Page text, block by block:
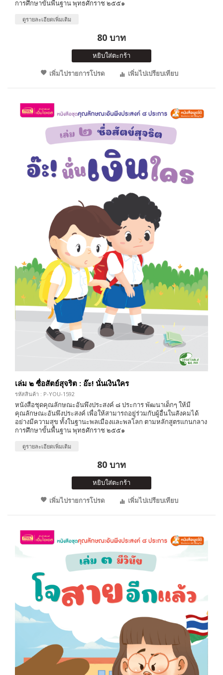
การศึกษาขั้นพื้นฐาน พุทธศักราช ๒๕๕๑
ดูรายละเอียดเพิ่มเติม
80 บาท
หยิบใส่ตะกร้า
เพิ่มไปรายการโปรด
เพิ่มไปเปรียบเทียบ
เล่ม ๒ ซื่อสัตย์สุจริต : อ๊ะ! นั่นเงินใคร
รหัสสินค้า : P-YOU-1592
หนังสือชุดคุณลักษณะอันพึงประสงค์ ๘ ประการ พัฒนาเด็กๆ ให้มี
คุณลักษณะอันพึงประสงค์ เพื่อให้สามารถอยู่ร่วมกับผู้อื่นในสังคมได้
อย่างมีความสุข ทั้งในฐานะพลเมืองและพลโลก ตามหลักสูตรแกนกลาง
การศึกษาขั้นพื้นฐาน พุทธศักราช ๒๕๕๑
ดูรายละเอียดเพิ่มเติม
80 บาท
หยิบใส่ตะกร้า
เพิ่มไปรายการโปรด
เพิ่มไปเปรียบเทียบ